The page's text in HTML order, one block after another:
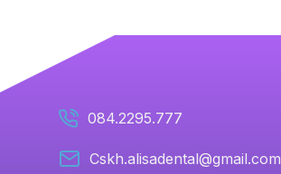
084.2295.777
Cskh.alisadental@gmail.com